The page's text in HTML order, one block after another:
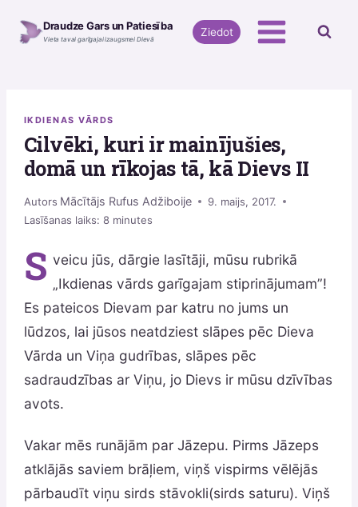
Draudze Gars un Patiesība
Vieta tavai garīgajai izaugsmei Dievā
Ziedot
IKDIENAS VĀRDS
Cilvēki, kuri ir mainījušies,
domā un rīkojas tā, kā Dievs II
Autors Mācītājs Rufus Adžiboije
9. maijs, 2017.
Lasīšanas laiks: 8 minutes
S veicu jūs, dārgie lasītāji, mūsu rubrikā
„Ikdienas vārds garīgajam stiprinājumam”!
Es pateicos Dievam par katru no jums un
lūdzos, lai jūsos neatdziest slāpes pēc Dieva
Vārda un Viņa gudrības, slāpes pēc
sadraudzības ar Viņu, jo Dievs ir mūsu dzīvības
avots.
Vakar mēs runājām par Jāzepu. Pirms Jāzeps
atklājās saviem brāļiem, viņš vispirms vēlējās
pārbaudīt viņu sirds stāvokli(sirds saturu). Viņš